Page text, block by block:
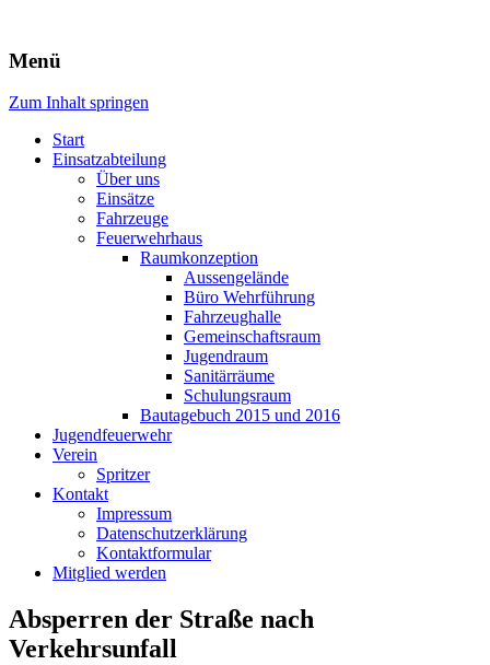
Freiwillige Feuerwehr Rodheim
v.d.H.
Menü
Zum Inhalt springen
Start
Einsatzabteilung
Über uns
Einsätze
Fahrzeuge
Feuerwehrhaus
Raumkonzeption
Aussengelände
Büro Wehrführung
Fahrzeughalle
Gemeinschaftsraum
Jugendraum
Sanitärräume
Schulungsraum
Bautagebuch 2015 und 2016
Jugendfeuerwehr
Verein
Spritzer
Kontakt
Impressum
Datenschutzerklärung
Kontaktformular
Mitglied werden
Absperren der Straße nach
Verkehrsunfall